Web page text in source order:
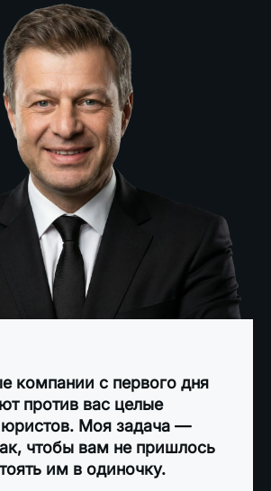
компании с первого дня
против вас целые
Моя задача —
чтобы вам не пришлось
им в одиночку.